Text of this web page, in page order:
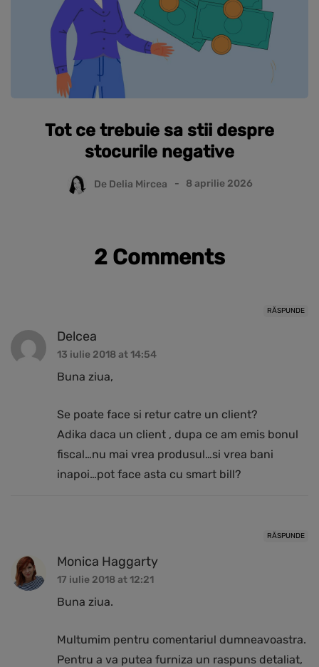
Tot ce trebuie sa stii despre
stocurile negative
De Delia Mircea 8 aprilie 2026
2 Comments
RĂSPUNDE
Delcea
13 iulie 2018 at 14:54
Buna ziua,
Se poate face si retur catre un client?
Adika daca un client , dupa ce am emis bonul
fiscal…nu mai vrea produsul…si vrea bani
inapoi…pot face asta cu smart bill?
RĂSPUNDE
Monica Haggarty
17 iulie 2018 at 12:21
Buna ziua.
Multumim pentru comentariul dumneavoastra.
Pentru a va putea furniza un raspuns detaliat,